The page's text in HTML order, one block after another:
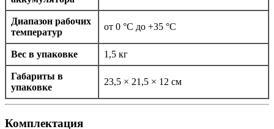
Диапазон рабочих
температур
от 0 °C до +35 °C
Вес в упаковке 1,5 кг
Габариты в
упаковке
23,5 × 21,5 × 12 см
Комплектация